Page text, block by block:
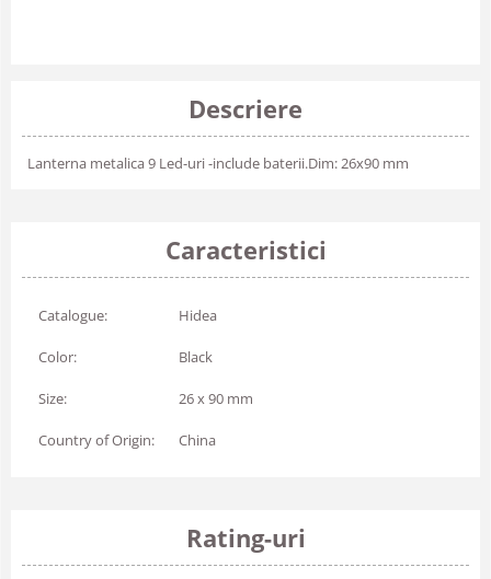
Descriere
Lanterna metalica 9 Led-uri -include baterii.Dim: 26x90 mm
Caracteristici
Catalogue: Hidea
Color: Black
Size: 26 x 90 mm
Country of Origin: China
Rating-uri